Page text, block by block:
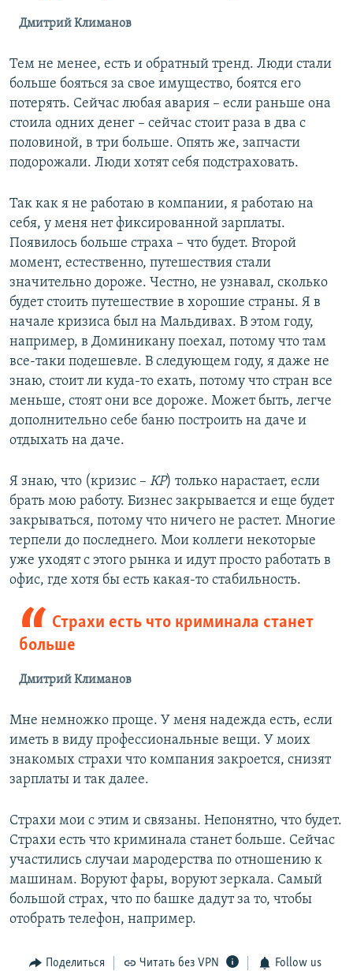
Дмитрий Климанов
Тем не менее, есть и обратный тренд. Люди стали
больше бояться за свое имущество, боятся его
потерять. Сейчас любая авария – если раньше она
стоила одних денег – сейчас стоит раза в два с
половиной, в три больше. Опять же, запчасти
подорожали. Люди хотят себя подстраховать.
Так как я не работаю в компании, я работаю на
себя, у меня нет фиксированной зарплаты.
Появилось больше страха – что будет. Второй
момент, естественно, путешествия стали
значительно дороже. Честно, не узнавал, сколько
будет стоить путешествие в хорошие страны. Я в
начале кризиса был на Мальдивах. В этом году,
например, в Доминикану поехал, потому что там
все-таки подешевле. В следующем году, я даже не
знаю, стоит ли куда-то ехать, потому что стран все
меньше, стоят они все дороже. Может быть, легче
дополнительно себе баню построить на даче и
отдыхать на даче.
Я знаю, что (кризис – КР) только нарастает, если
брать мою работу. Бизнес закрывается и еще будет
закрываться, потому что ничего не растет. Многие
терпели до последнего. Мои коллеги некоторые
уже уходят с этого рынка и идут просто работать в
офис, где хотя бы есть какая-то стабильность.
Страхи есть что криминала станет
больше
Дмитрий Климанов
Мне немножко проще. У меня надежда есть, если
иметь в виду профессиональные вещи. У моих
знакомых страхи что компания закроется, снизят
зарплаты и так далее.
Страхи мои с этим и связаны. Непонятно, что будет.
Страхи есть что криминала станет больше. Сейчас
участились случаи мародерства по отношению к
машинам. Воруют фары, воруют зеркала. Самый
большой страх, что по башке дадут за то, чтобы
отобрать телефон, например.
Поделиться Читать без VPN Follow us